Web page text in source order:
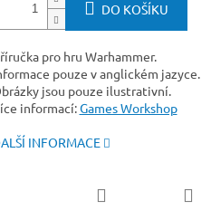
DO KOŠÍKU
pro hru Warhammer.
pouze v anglickém jazyce.
jsou pouze ilustrativní.
informací:Games Workshop
INFORMACE